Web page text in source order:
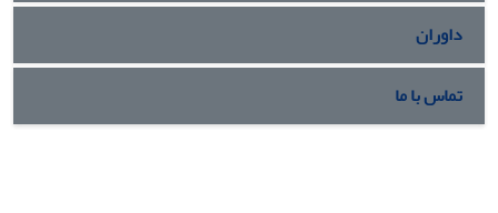
داوران
تماس با ما